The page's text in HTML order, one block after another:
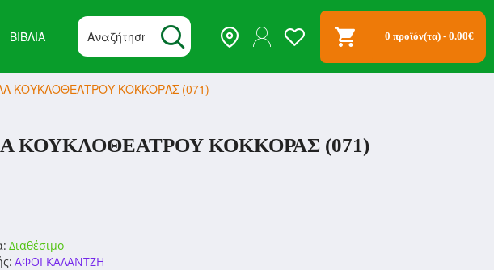
ΒΙΒΛΙΑ 0 προϊόν(τα) - 0.00€
ΚΟΥΚΛΟΘΕΑΤΡΟΥ ΚΟΚΚΟΡΑΣ (071)
ΚΟΥΚΛΟΘΕΑΤΡΟΥ ΚΟΚΚΟΡΑΣ (071)
Διαθέσιμο
ΑΦΟΙ ΚΑΛΑΝΤΖΗ